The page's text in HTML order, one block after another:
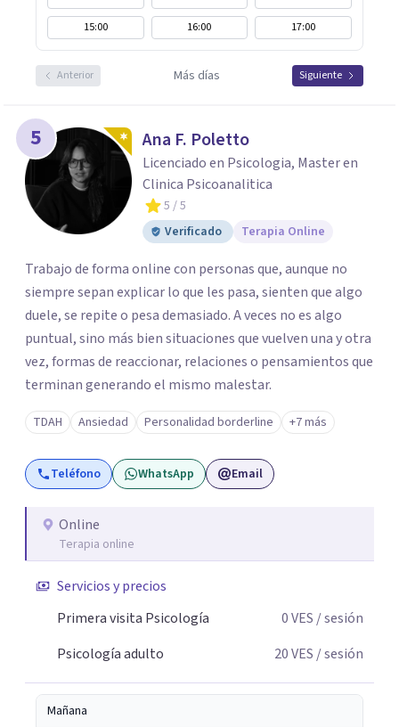
15:00
16:00 17:00
Anterior Más días Siguiente
5 Ana F. Poletto
Licenciado en Psicologia, Master en
Clinica Psicoanalitica
5 / 5
Verificado
Terapia Online
Trabajo de forma online con personas que, aunque no
siempre sepan explicar lo que les pasa, sienten que algo
duele, se repite o pesa demasiado. A veces no es algo
puntual, sino más bien situaciones que vuelven una y otra
vez, formas de reaccionar, relaciones o pensamientos que
terminan generando el mismo malestar.
TDAH Ansiedad Personalidad borderline +7 más
Teléfono WhatsApp Email
Online
Terapia online
Servicios y precios
Primera visita Psicología
0VES / sesión
Psicología adulto
20VES / sesión
Mañana